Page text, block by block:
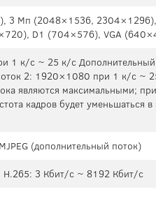
3 Мп (2048×1536,
D1 (704×576), VGA
1 к/с ~ 25 к/с
2: 1920×1080 при 1 к/с ~
являются максимальными;
кадров будет уменьшаться
(дополнительный поток)
3 Кбит/с ~ 8192 Кбит/с